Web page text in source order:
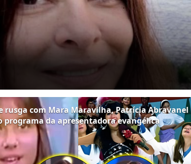
rusga com Mara Maravilha, Patrícia Abravanel
programa da apresentadora evangélica